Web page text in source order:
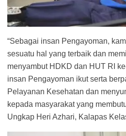
“Sebagai insan Pengayoman,
sesuatu hal yang terbaik dan
menyambut HDKD dan HUT RI
insan Pengayoman ikut serta
Pelayanan Kesehatan dan
kepada masyarakat yang
Ungkap Heri Azhari, Kalapas